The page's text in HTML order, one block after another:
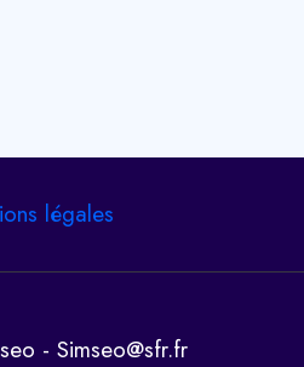
légales
- Simseo@sfr.fr